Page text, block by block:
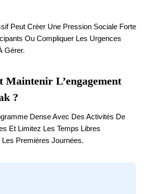
Peut Créer Une Pression Sociale Forte
Ou Compliquer Les Urgences
Gérer.
Maintenir L’engagement
?
Dense Avec Des Activités De
Et Limitez Les Temps Libres
Premières Journées.